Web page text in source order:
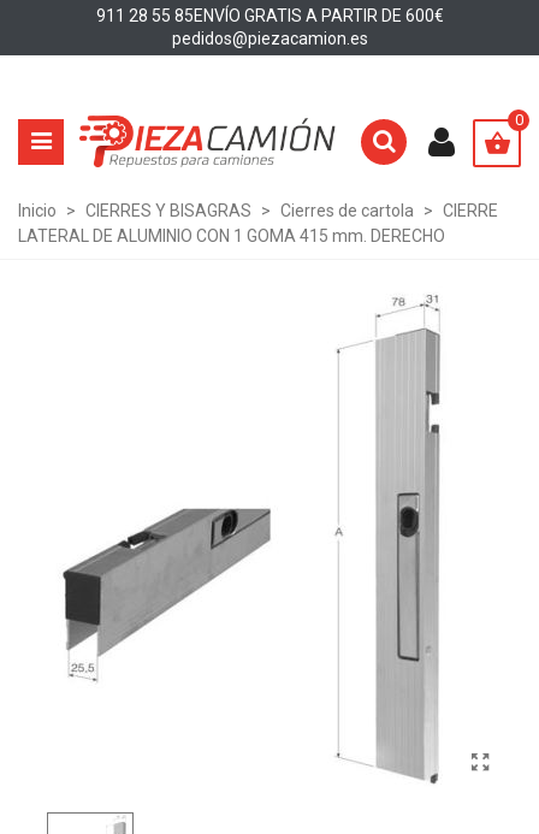
911 28 55 85ENVÍO GRATIS A PARTIR DE 600€
pedidos@piezacamion.es
0
Inicio > CIERRES Y BISAGRAS > Cierres de cartola > CIERRE
LATERAL DE ALUMINIO CON 1 GOMA 415 mm. DERECHO